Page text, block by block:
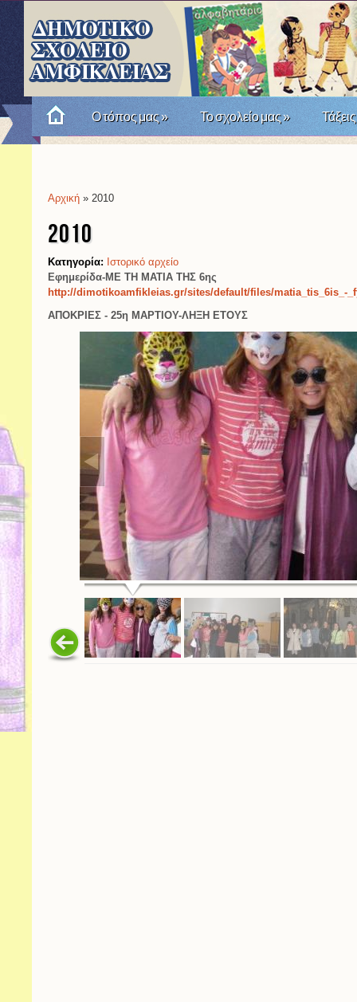
Ο τόπος μας» Το σχολείο μας» Τάξεις
Είστε εδώ
Αρχική » 2010
2010
Κατηγορία: Ιστορικό αρχείο
Εφημερίδα-ΜΕ ΤΗ ΜΑΤΙΑ ΤΗΣ 6ης
http://dimotikoamfikleias.gr/sites/default/files/matia_tis_6is_-
ΑΠΟΚΡΙΕΣ - 25η ΜΑΡΤΙΟΥ-ΛΗΞΗ ΕΤΟΥΣ